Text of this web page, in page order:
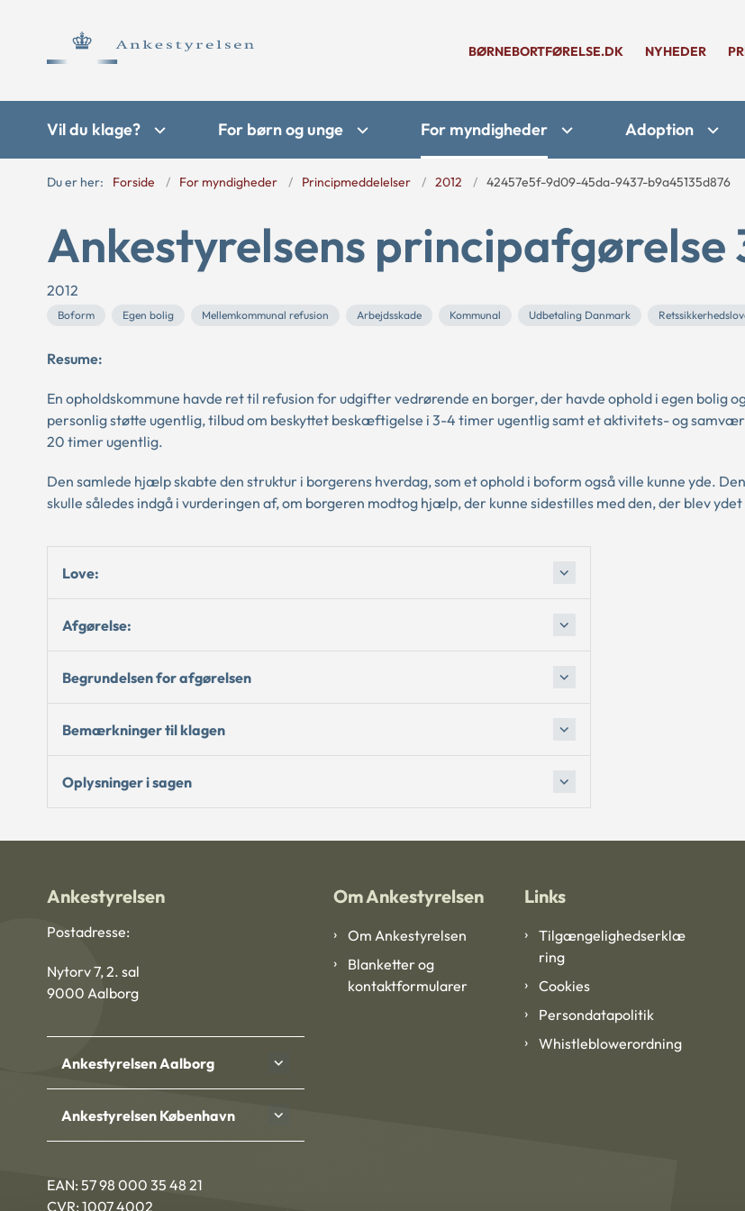
BØRNEBORTFØRELSE.DK NYHEDER
Vil du klage? For børn og unge For myndigheder Adoption
Du er her: Forside For myndigheder Principmeddelelser 2012 42457e5f-9d09-45da-9437-b9a45135d876
Ankestyrelsens principafgørelse
2012
Boform Egen bolig Mellemkommunal refusion Arbejdsskade Kommunal Udbetaling Danmark
Resume:
En opholdskommune havde ret til refusion for udgifter vedrørende en borger, der havde ophold i egen bolig
personlig støtte ugentlig, tilbud om beskyttet beskæftigelse i 3-4 timer ugentlig samt et aktivitets- og
20 timer ugentlig.
Den samlede hjælp skabte den struktur i borgerens hverdag, som et ophold i boform også ville kunne yde.
skulle således indgå i vurderingen af, om borgeren modtog hjælp, der kunne sidestilles med den, der blev
Love:
Afgørelse:
Begrundelsen for afgørelsen
Bemærkninger til klagen
Oplysninger i sagen
Ankestyrelsen
Postadresse:
Nytorv 7, 2. sal
9000 Aalborg
Ankestyrelsen Aalborg
Ankestyrelsen København
EAN: 57 98 000 35 48 21
CVR: 1007 4002
Om Ankestyrelsen
Om Ankestyrelsen
Blanketter og
kontaktformularer
Links
Tilgængelighedserklæ
ring
Cookies
Persondatapolitik
Whistleblowerordning